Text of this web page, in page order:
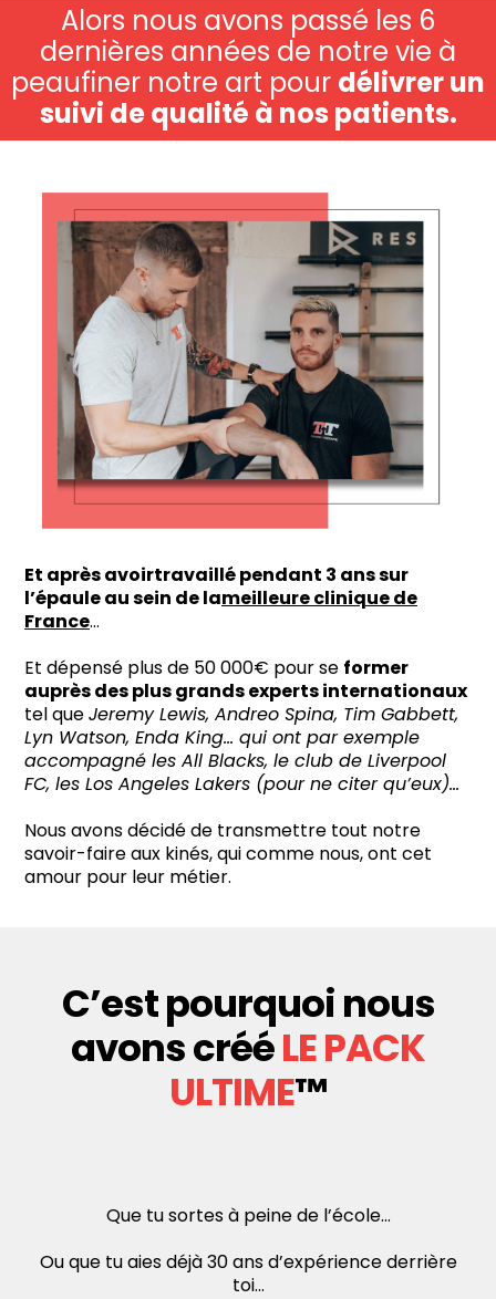
Alors nous avons passé les 6
dernières années de notre vie à
peaufiner notre art pour délivrer un
suivi de qualité à nos patients.
Et après avoirtravaillé pendant 3 ans sur
l’épaule au sein de lameilleure clinique de
France…
Et dépensé plus de 50 000€ pour se former
auprès des plus grands experts internationaux
tel queJeremy Lewis, Andreo Spina, Tim Gabbett,
Lyn Watson, Enda King… qui ont par exemple
accompagné les All Blacks, le club de Liverpool
FC, les Los Angeles Lakers (pour ne citer qu’eux)…
Nous avons décidé de transmettre tout notre
savoir-faire aux kinés, qui comme nous, ont cet
amour pour leur métier.
C’est pourquoi nous
avons crééLE PACK
ULTIME™️
Que tu sortes à peine de l’école…
Ou que tu aies déjà 30 ans d’expérience derrière
toi…